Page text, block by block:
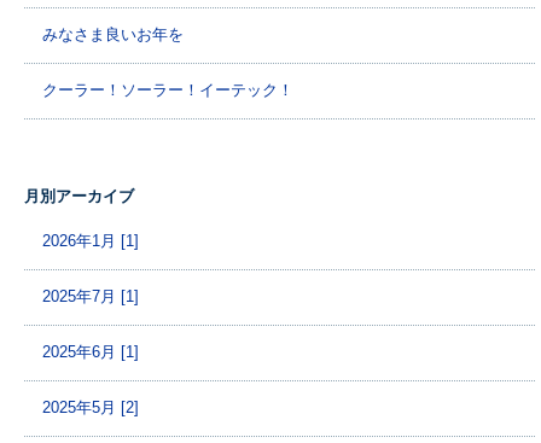
みなさま良いお年を
クーラー！ソーラー！イーテック！
月別アーカイブ
2026年1月 [1]
2025年7月 [1]
2025年6月 [1]
2025年5月 [2]